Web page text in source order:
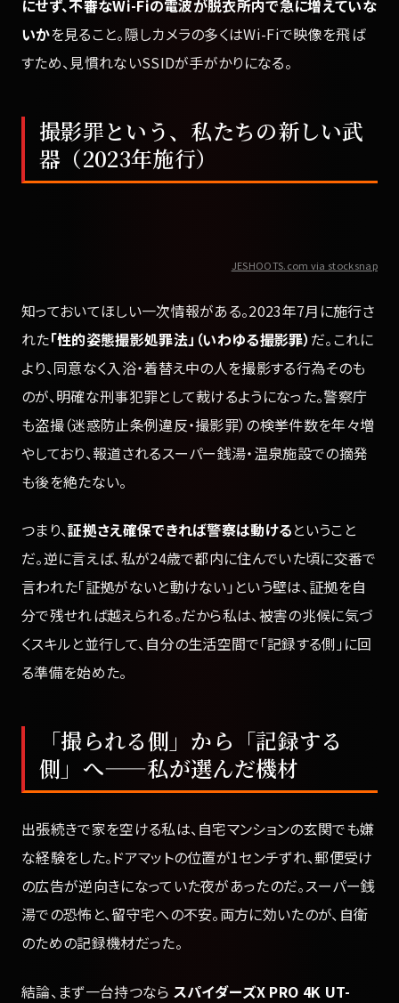
にせず、不審なWi-Fiの電波が脱衣所内で急に増えていな
いかを見ること。隠しカメラの多くはWi-Fiで映像を飛ば
すため、見慣れないSSIDが手がかりになる。
撮影罪という、私たちの新しい武
器（2023年施行）
JESHOOTS.com via stocksnap
知っておいてほしい一次情報がある。2023年7月に施行さ
れた「性的姿態撮影処罪法」（いわゆる撮影罪） だ。これに
より、同意なく入浴・着替え中の人を撮影する行為そのも
のが、明確な刑事犯罪として裁けるようになった。警察庁
も盗撮（迷惑防止条例違反・撮影罪）の検挙件数を年々増
やしており、報道されるスーパー銭湯・温泉施設での摘発
も後を絶たない。
つまり、証拠さえ確保できれば警察は動けるということ
だ。逆に言えば、私が24歳で都内に住んでいた頃に交番で
言われた「証拠がないと動けない」という壁は、証拠を自
分で残せれば越えられる。だから私は、被害の兆候に気づ
くスキルと並行して、自分の生活空間で「記録する側」に回
る準備を始めた。
「撮られる側」から「記録する
側」へ——私が選んだ機材
出張続きで家を空ける私は、自宅マンションの玄関でも嫌
な経験をした。ドアマットの位置が1センチずれ、郵便受け
の広告が逆向きになっていた夜があったのだ。スーパー銭
湯での恐怖と、留守宅への不安。両方に効いたのが、自衛
のための記録機材だった。
結論、まず一台持つなら スパイダーズX PRO 4K UT-